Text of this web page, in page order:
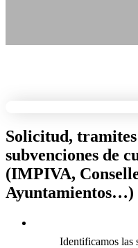
Solicitud,
subvenciones de
(IMPIVA,
Ayuntamientos…)
Identificamos las